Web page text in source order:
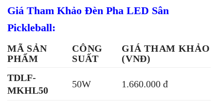
Giá Tham Khảo Đèn Pha LED Sân
Pickleball:
MÃ SẢN
PHẨM
CÔNG
SUẤT
GIÁ THAM KHẢO
(VNĐ)
TDLF-
MKHL50
50W 1.660.000 đ